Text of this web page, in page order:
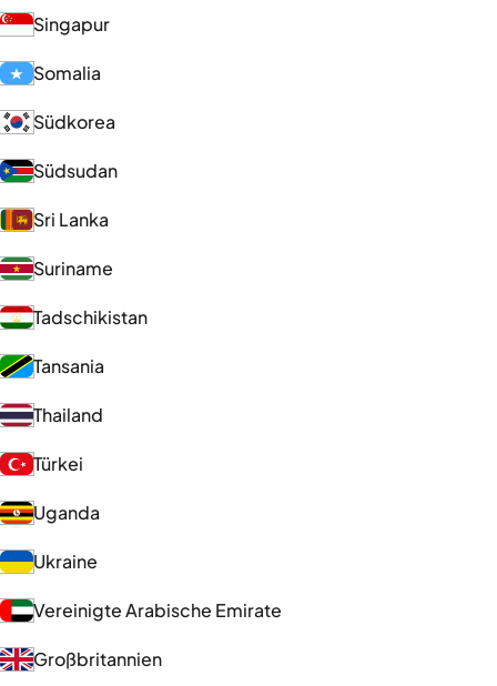
Singapur
Somalia
Südkorea
Südsudan
Sri Lanka
Suriname
Tadschikistan
Tansania
Thailand
Türkei
Uganda
Ukraine
Vereinigte Arabische Emirate
Großbritannien